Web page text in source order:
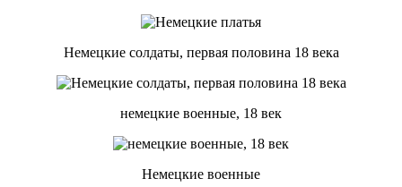
Немецкие солдаты, первая половина 18 века
немецкие военные, 18 век
Немецкие военные